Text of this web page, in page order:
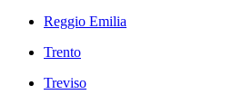
Reggio Emilia
Trento
Treviso